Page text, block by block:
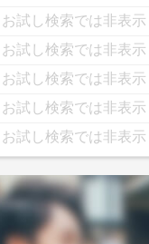
お試し検索では非表示
お試し検索では非表示
お試し検索では非表示
お試し検索では非表示
お試し検索では非表示